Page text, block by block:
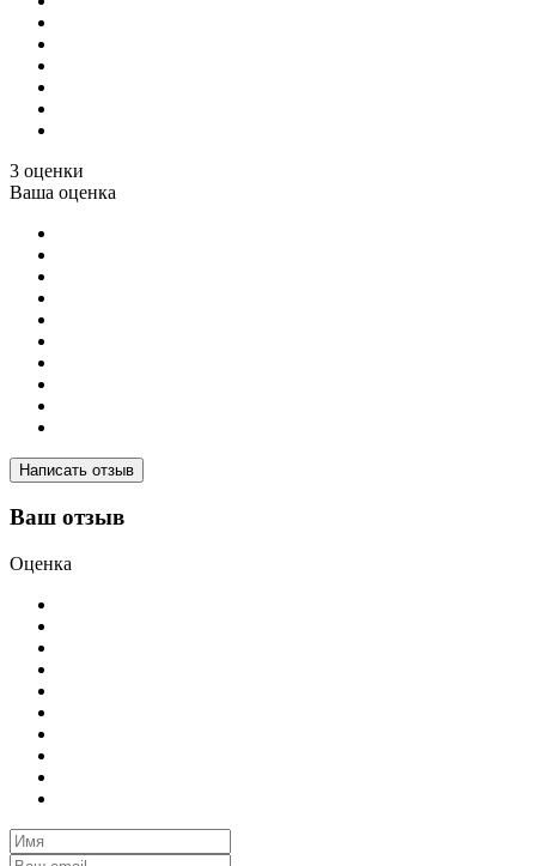
3 оценки
Ваша оценка
Написать отзыв
Ваш отзыв
Оценка